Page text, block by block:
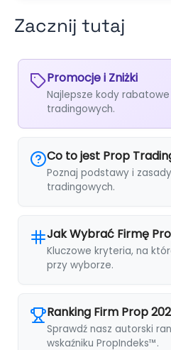
Zacznij tutaj
Promocje i Zniżki
Najlepsze kody
tradingowych.
Co to jest Prop
Poznaj podstawy i
tradingowych.
Jak Wybrać Firmę
Kluczowe kryteria, na
przy wyborze.
Ranking Firm Prop
Sprawdź nasz autorski
wskaźniku PropIndeks™.